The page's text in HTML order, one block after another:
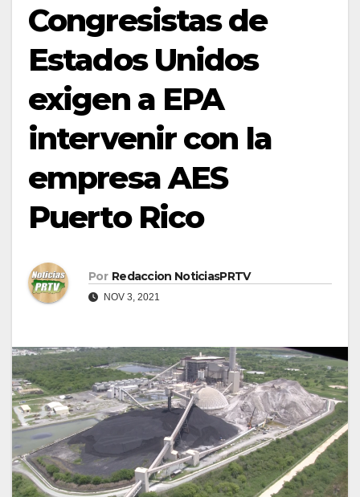
Congresistas de
Estados Unidos
exigen a EPA
intervenir con la
empresa AES
Puerto Rico
Por Redaccion NoticiasPRTV
NOV 3, 2021